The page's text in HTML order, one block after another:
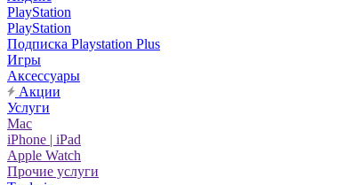
PlayStation
PlayStation
Подписка Playstation Plus
Игры
Аксессуары
Акции
Услуги
Mac
iPhone | iPad
Apple Watch
Прочие услуги